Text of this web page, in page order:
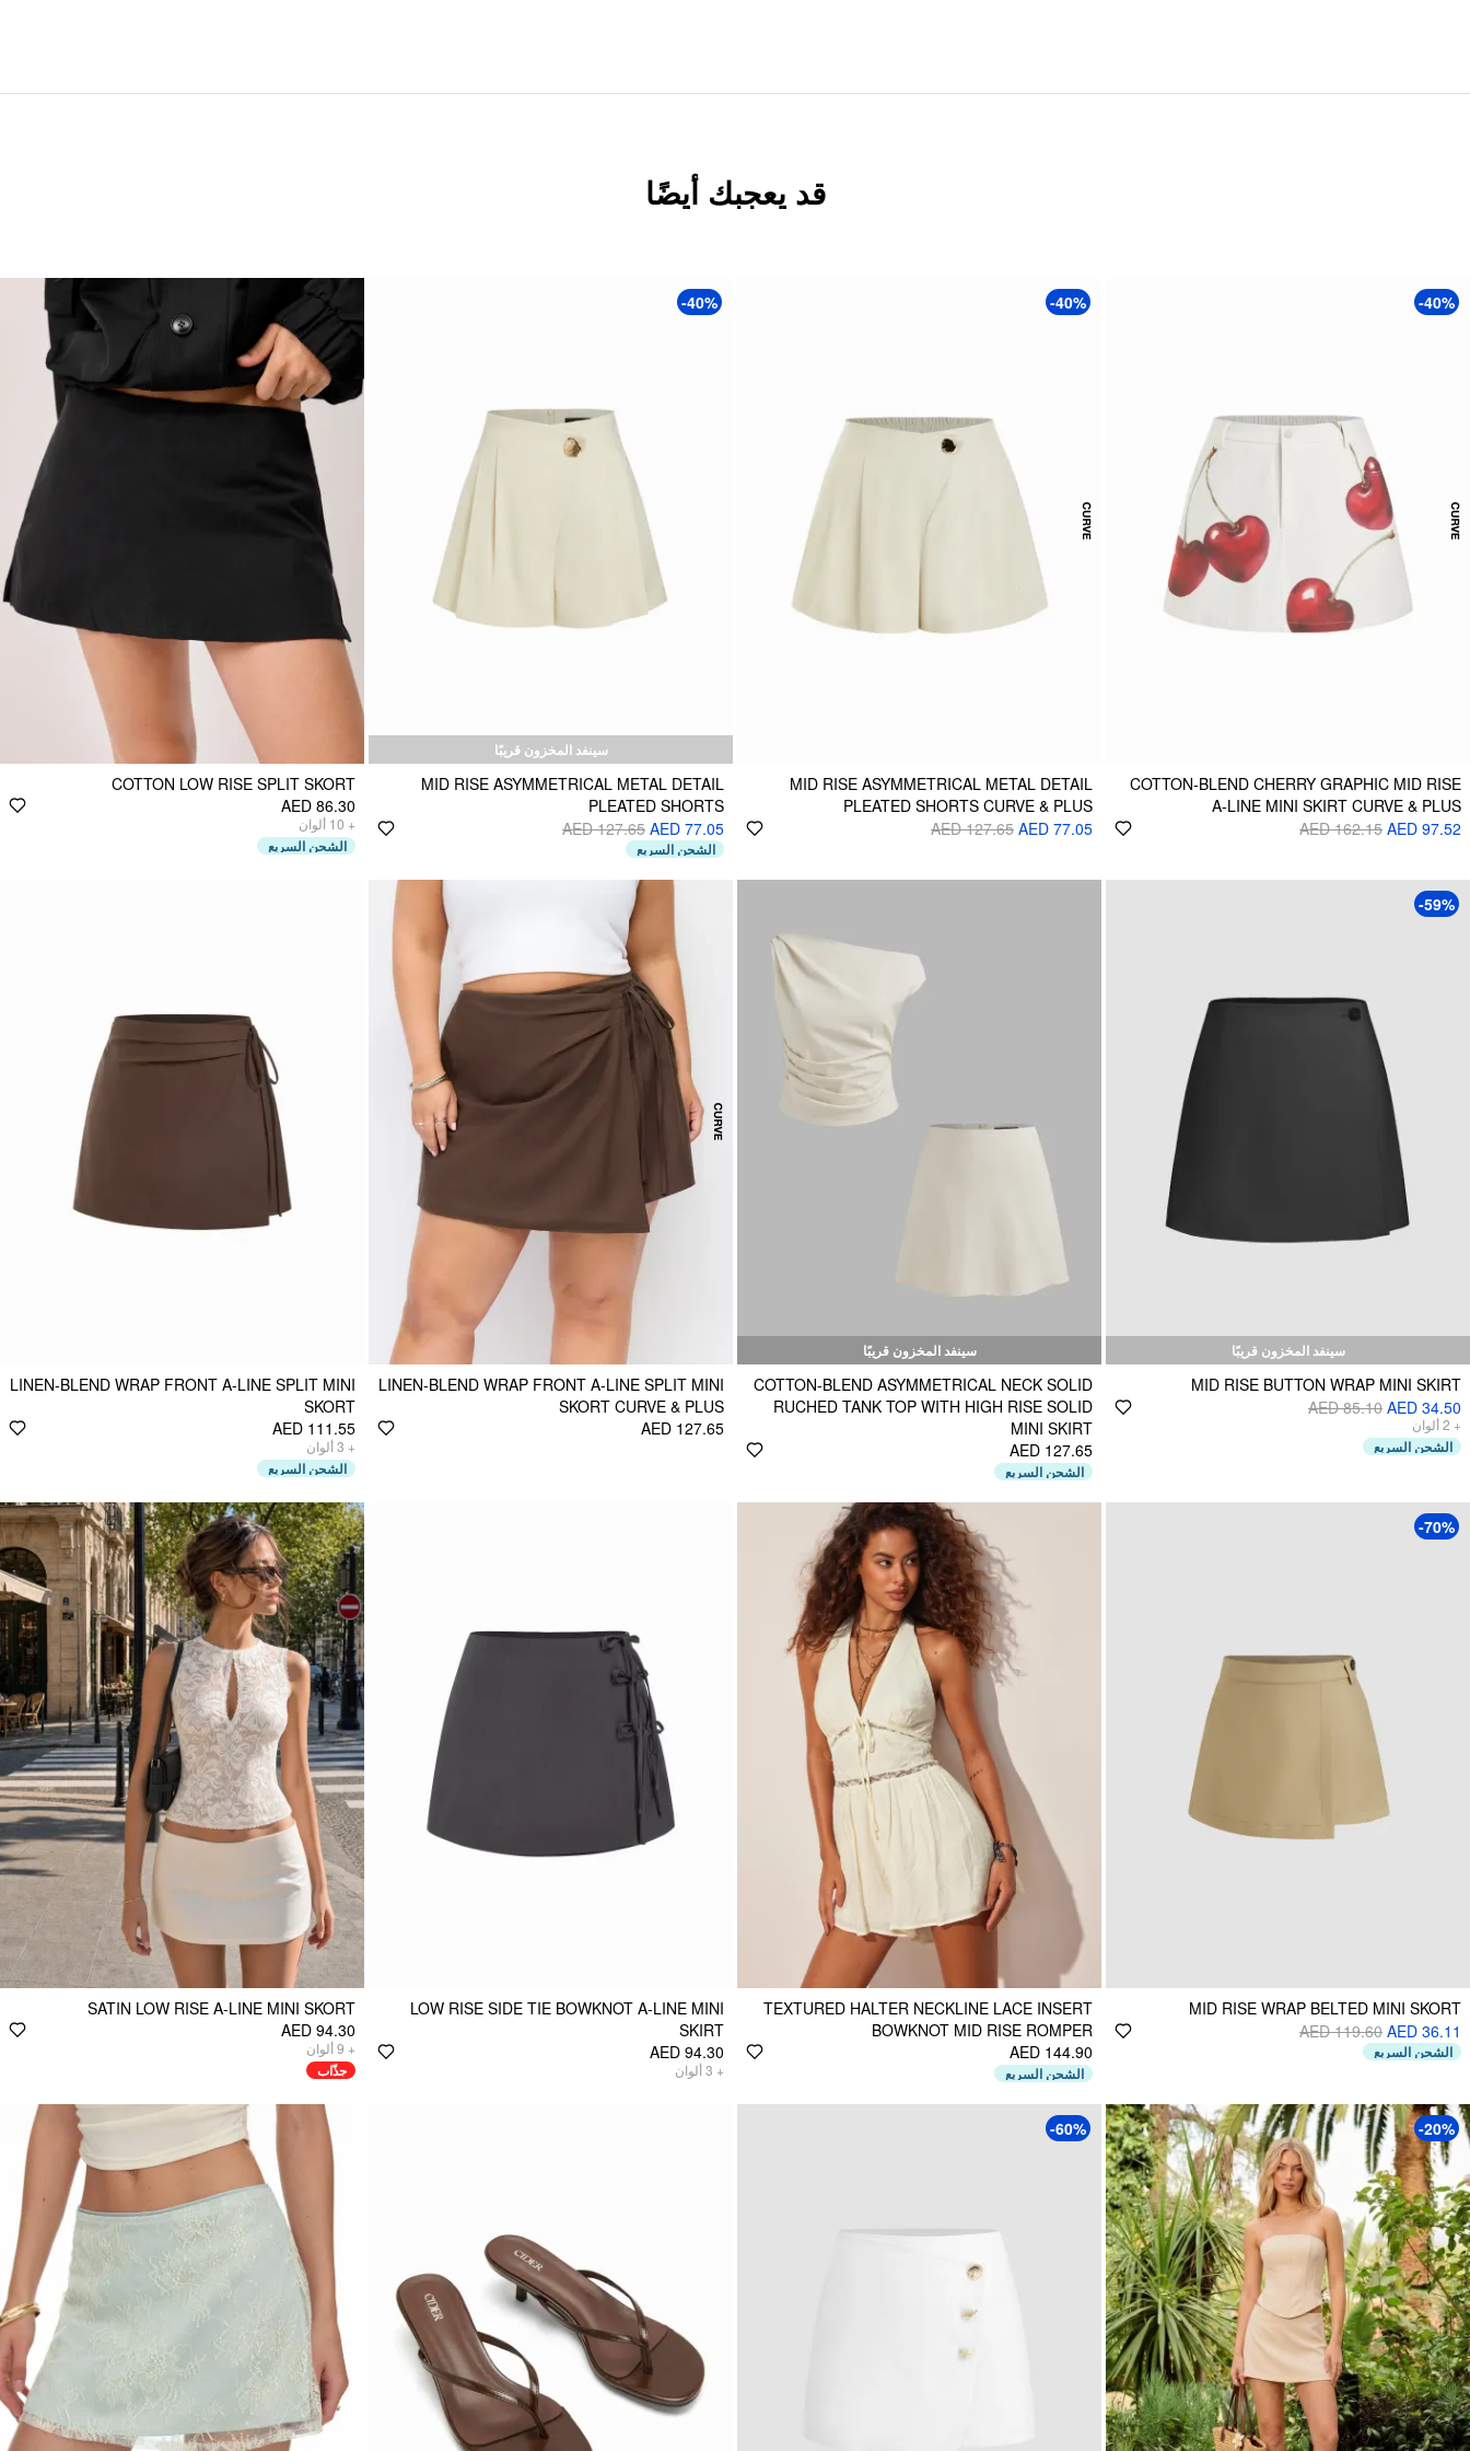
قد يعجبك أيضًا
-40%
COTTON-BLEND CHERRY GRAPHIC MID RISE
A-LINE MINI SKIRT CURVE & PLUS
AED 97.52
AED 162.15
-40%
MID RISE ASYMMETRICAL METAL DETAIL
PLEATED SHORTS CURVE & PLUS
AED 77.05
AED 127.65
-40%
سينفد المخزون قريبًا
MID RISE ASYMMETRICAL METAL DETAIL
PLEATED SHORTS
AED 77.05
AED 127.65
الشحن السريع
COTTON LOW RISE SPLIT SKORT
AED 86.30
+
10 ألوان
الشحن السريع
-59%
سينفد المخزون قريبًا
MID RISE BUTTON WRAP MINI SKIRT
AED 34.50
AED 85.10
+
2ألوان
الشحن السريع
سينفد المخزون قريبًا
COTTON-BLEND ASYMMETRICAL NECK SOLID
RUCHED TANK TOP WITH HIGH RISE SOLID
MINI SKIRT
AED 127.65
الشحن السريع
LINEN-BLEND WRAP FRONT A-LINE SPLIT MINI
SKORT CURVE & PLUS
AED 127.65
LINEN-BLEND WRAP FRONT A-LINE SPLIT MINI
SKORT
AED 111.55
+
3ألوان
الشحن السريع
-70%
MID RISE WRAP BELTED MINI SKORT
AED 36.11
AED 119.60
الشحن السريع
TEXTURED HALTER NECKLINE LACE INSERT
BOWKNOT MID RISE ROMPER
AED 144.90
الشحن السريع
LOW RISE SIDE TIE BOWKNOT A-LINE MINI
SKIRT
AED 94.30
+
3ألوان
SATIN LOW RISE A-LINE MINI SKORT
AED 94.30
+
9ألوان
جذّاب
-20%
-60%